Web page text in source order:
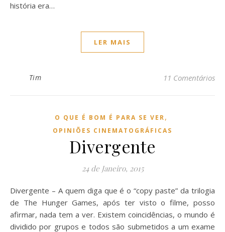
história era…
LER MAIS
Tim 11 Comentários
O QUE É BOM É PARA SE VER,
OPINIÕES CINEMATOGRÁFICAS
Divergente
24 de Janeiro, 2015
Divergente – A quem diga que é o “copy paste” da trilogia
de The Hunger Games, após ter visto o filme, posso
afirmar, nada tem a ver. Existem coincidências, o mundo é
dividido por grupos e todos são submetidos a um exame